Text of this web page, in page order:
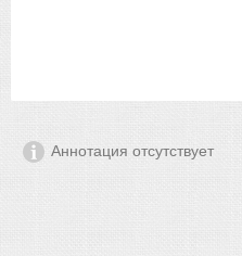
Аннотация отсутствует